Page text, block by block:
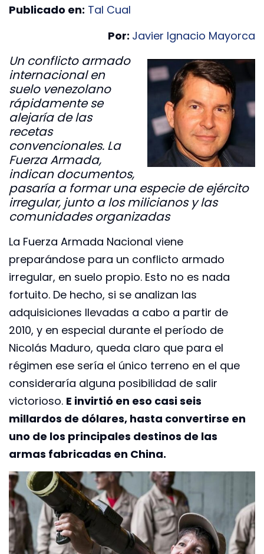
Publicado en: Tal Cual
Por: Javier Ignacio Mayorca
Un conflicto armado
internacional en
suelo venezolano
rápidamente se
alejaría de las
recetas
convencionales. La
Fuerza Armada,
indican documentos,
pasaría a formar una especie de ejército
irregular, junto a los milicianos y las
comunidades organizadas
La Fuerza Armada Nacional viene
preparándose para un conflicto armado
irregular, en suelo propio. Esto no es nada
fortuito. De hecho, si se analizan las
adquisiciones llevadas a cabo a partir de
2010, y en especial durante el período de
Nicolás Maduro, queda claro que para el
régimen ese sería el único terreno en el que
consideraría alguna posibilidad de salir
victorioso. E invirtió en eso casi seis
millardos de dólares, hasta convertirse en
uno de los principales destinos de las
armas fabricadas en China.